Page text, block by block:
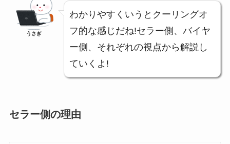
うさぎ
わかりやすくいうとクーリングオ
フ的な感じだね!セラー側、バイヤ
ー側、それぞれの視点から解説し
ていくよ!
セラー側の理由